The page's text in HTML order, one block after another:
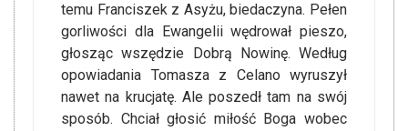
temu Franciszek z Asyżu, biedaczyna. Pełen
gorliwości dla Ewangelii wędrował pieszo,
głosząc wszędzie Dobrą Nowinę. Według
opowiadania Tomasza z Celano wyruszył
nawet na krucjatę. Ale poszedł tam na swój
sposób. Chciał głosić miłość Boga wobec